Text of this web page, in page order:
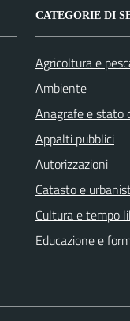
CATEGORIE DI
Agricoltura e
Ambiente
Anagrafe e stato
Appalti pubblici
Autorizzazioni
Catasto e
Cultura e tempo
Educazione e